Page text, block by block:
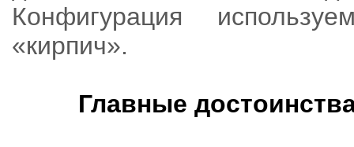
Конфигурация
«кирпич».
Главные